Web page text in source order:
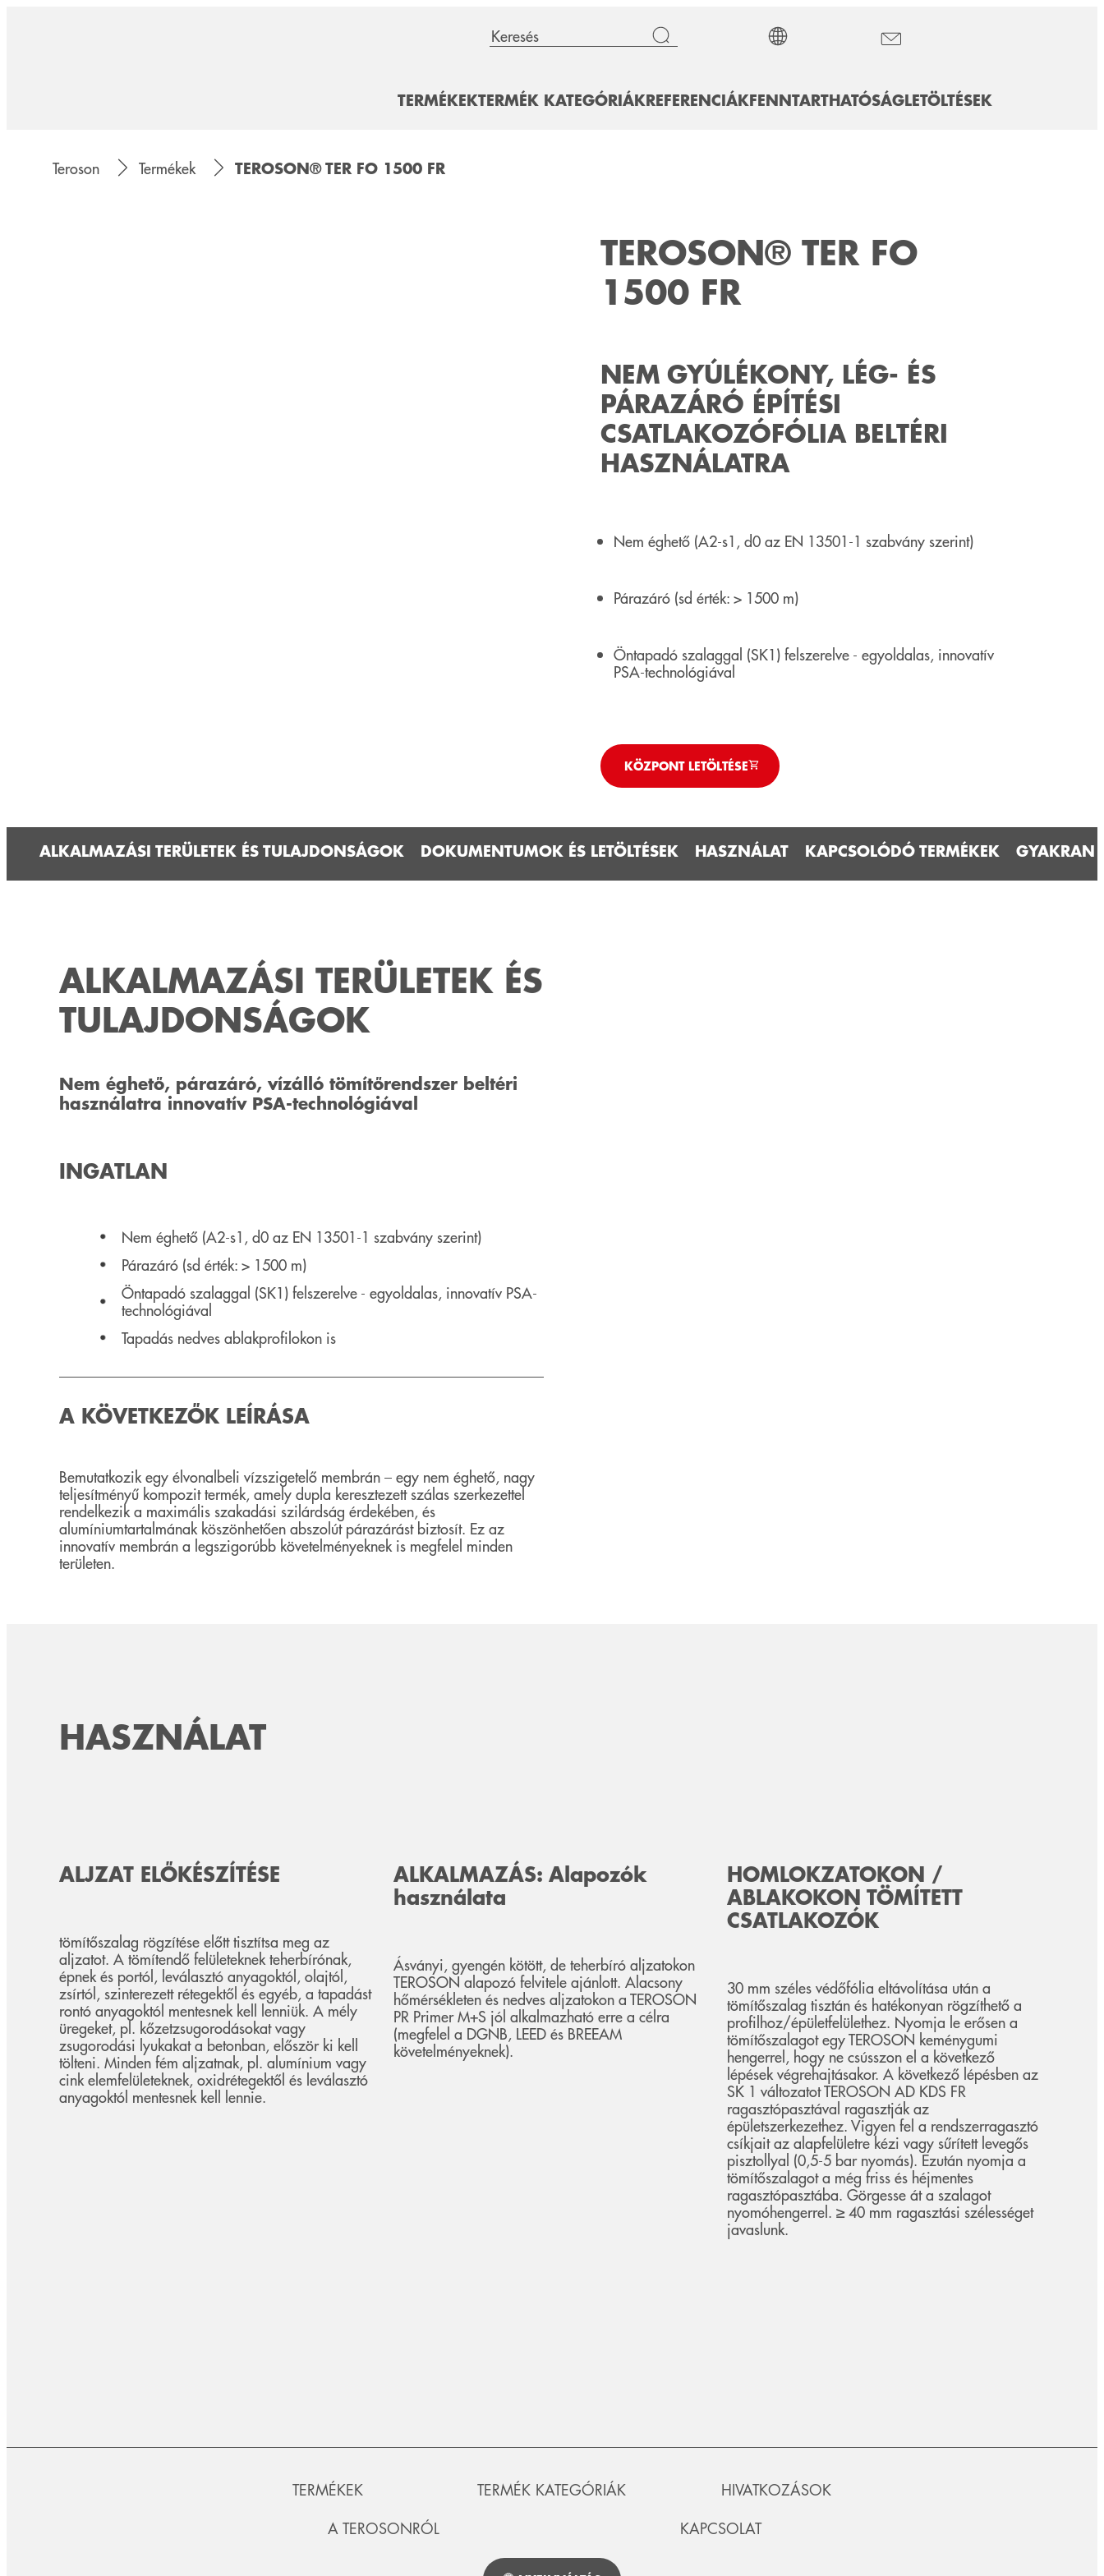
TERMÉKEKTERMÉK KATEGÓRIÁKREFERENCIÁKFENNTARTHATÓSÁGLETÖLTÉSEK
Teroson Termékek TEROSON® TER FO 1500 FR
TEROSON® TER FO
1500 FR
NEM GYÚLÉKONY, LÉG- ÉS
PÁRAZÁRÓ ÉPÍTÉSI
CSATLAKOZÓFÓLIA BELTÉRI
HASZNÁLATRA
Nem éghető (A2-s1, d0 az EN 13501-1 szabvány szerint)
Párazáró (sd érték: > 1500 m)
Öntapadó szalaggal (SK1) felszerelve - egyoldalas, innovatív
PSA-technológiával
KÖZPONT LETÖLTÉSE
ALKALMAZÁSI TERÜLETEK ÉS TULAJDONSÁGOK DOKUMENTUMOK ÉS LETÖLTÉSEK HASZNÁLAT KAPCSOLÓDÓ TERMÉKEK GYAKRAN
ALKALMAZÁSI TERÜLETEK ÉS
TULAJDONSÁGOK
Nem éghető, párazáró, vízálló tömítőrendszer beltéri
használatra innovatív PSA-technológiával
INGATLAN
Nem éghető (A2-s1, d0 az EN 13501-1 szabvány szerint)
Párazáró (sd érték: > 1500 m)
Öntapadó szalaggal (SK1) felszerelve - egyoldalas, innovatív PSA-
technológiával
Tapadás nedves ablakprofilokon is
A KÖVETKEZŐK LEÍRÁSA
Bemutatkozik egy élvonalbeli vízszigetelő membrán – egy nem éghető, nagy
teljesítményű kompozit termék, amely dupla keresztezett szálas szerkezettel
rendelkezik a maximális szakadási szilárdság érdekében, és
alumíniumtartalmának köszönhetően abszolút párazárást biztosít. Ez az
innovatív membrán a legszigorúbb követelményeknek is megfelel minden
területen.
HASZNÁLAT
ALJZAT ELŐKÉSZÍTÉSE
tömítőszalag rögzítése előtt tisztítsa meg az
aljzatot. A tömítendő felületeknek teherbírónak,
épnek és portól, leválasztó anyagoktól, olajtól,
zsírtól, szinterezett rétegektől és egyéb, a tapadást
rontó anyagoktól mentesnek kell lenniük. A mély
üregeket, pl. kőzetzsugorodásokat vagy
zsugorodási lyukakat a betonban, először ki kell
tölteni. Minden fém aljzatnak, pl. alumínium vagy
cink elemfelületeknek, oxidrétegektől és leválasztó
anyagoktól mentesnek kell lennie.
ALKALMAZÁS: Alapozók
használata
Ásványi, gyengén kötött, de teherbíró aljzatokon
TEROSON alapozó felvitele ajánlott. Alacsony
hőmérsékleten és nedves aljzatokon a TEROSON
PR Primer M+S jól alkalmazható erre a célra
(megfelel a DGNB, LEED és BREEAM
követelményeknek).
HOMLOKZATOKON /
ABLAKOKON TÖMÍTETT
CSATLAKOZÓK
30 mm széles védőfólia eltávolítása után a
tömítőszalag tisztán és hatékonyan rögzíthető a
profilhoz/épületfelülethez. Nyomja le erősen a
tömítőszalagot egy TEROSON keménygumi
hengerrel, hogy ne csússzon el a következő
lépések végrehajtásakor. A következő lépésben az
SK 1 változatot TEROSON AD KDS FR
ragasztópasztával ragasztják az
épületszerkezethez. Vigyen fel a rendszerragasztó
csíkjait az alapfelületre kézi vagy sűrített levegős
pisztollyal (0,5-5 bar nyomás). Ezután nyomja a
tömítőszalagot a még friss és héjmentes
ragasztópasztába. Görgesse át a szalagot
nyomóhengerrel. ≥ 40 mm ragasztási szélességet
javaslunk.
TERMÉKEK TERMÉK KATEGÓRIÁK
HIVATKOZÁSOK
A TEROSONRÓL
KAPCSOLAT